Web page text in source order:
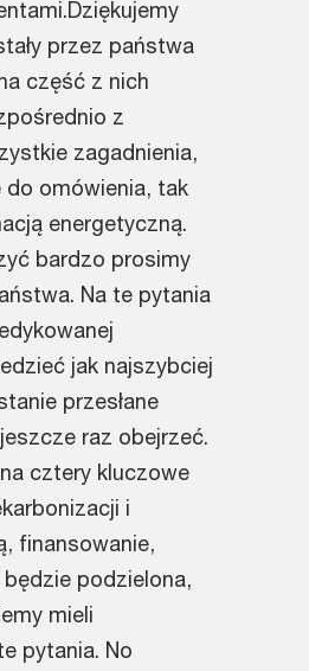
przez państwa
część z nich
z
zagadnienia,
do omówienia, tak
energetyczną.
bardzo prosimy
Na te pytania
jak najszybciej
przesłane
raz obejrzeć.
cztery kluczowe
i
finansowanie,
podzielona,
mieli
pytania. No